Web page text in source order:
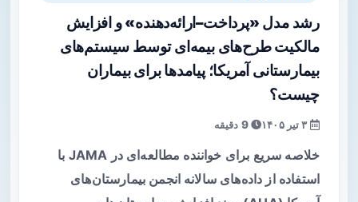
رشد مدل «پرداخت–ارائه‌دهنده» و افزایش
مالکیت طرح‌های بیمه‌ای توسط سیستم‌های
بیمارستانی آمریکا؛ پیامدها برای بیماران
چیست؟
9 دقیقه
خلاصه سریع برای خواننده مطالعه‌ای در JAMA با
استفاده از داده‌های سالانه انجمن بیمارستان‌های